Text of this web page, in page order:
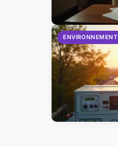
ENVIRONNEMENT